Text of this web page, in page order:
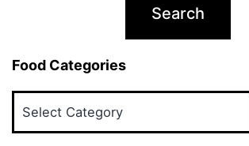
Food Categories